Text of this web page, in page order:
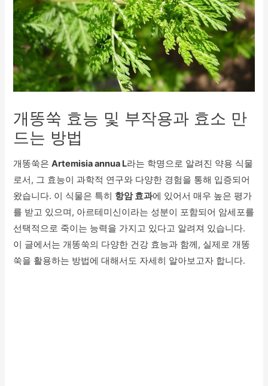
개똥쑥 효능 및 부작용과 효소 만
드는 방법
개똥쑥은Artemisia annua L라는 학명으로 알려진 약용 식물
로서, 그 효능이 과학적 연구와 다양한 경험을 통해 입증되어
왔습니다. 이 식물은 특히 항암 효과에 있어서 매우 높은 평가
를 받고 있으며, 아르테미신이라는 성분이 포함되어 암세포를
선택적으로 죽이는 능력을 가지고 있다고 알려져 있습니다.
이 글에서는 개똥쑥의 다양한 건강 효능과 함께, 실제로 개똥
쑥을 활용하는 방법에 대해서도 자세히 알아보고자 합니다.